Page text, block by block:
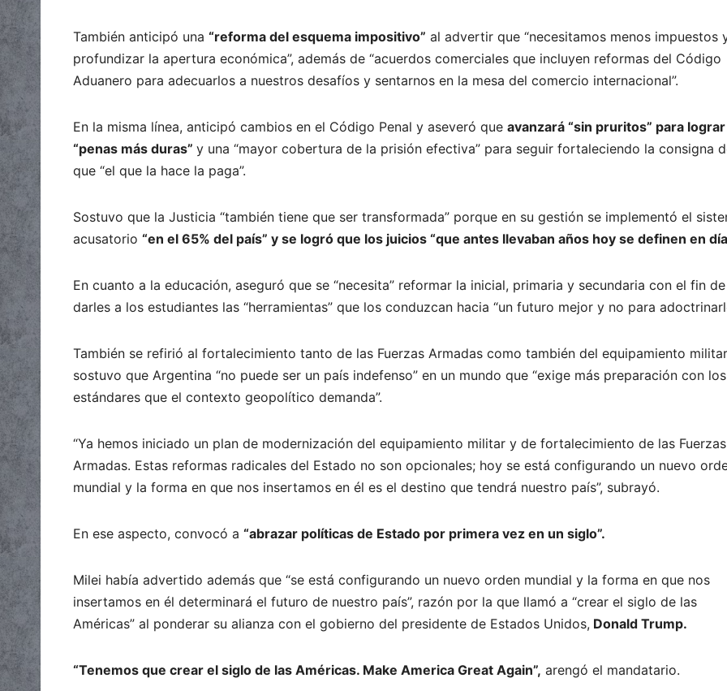
También anticipó una “reforma del esquema impositivo” al advertir que “necesitamos menos impuestos
profundizar la apertura económica”, además de “acuerdos comerciales que incluyen reformas del Código
Aduanero para adecuarlos a nuestros desafíos y sentarnos en la mesa del comercio internacional”.
En la misma línea, anticipó cambios en el Código Penal y aseveró que avanzará “sin pruritos” para lograr
“penas más duras” y una “mayor cobertura de la prisión efectiva” para seguir fortaleciendo la consigna
que “el que la hace la paga”.
Sostuvo que la Justicia “también tiene que ser transformada” porque en su gestión se implementó el
acusatorio “en el 65% del país” y se logró que los juicios “que antes llevaban años hoy se definen en
En cuanto a la educación, aseguró que se “necesita” reformar la inicial, primaria y secundaria con el fin de
darles a los estudiantes las “herramientas” que los conduzcan hacia “un futuro mejor y no para
También se refirió al fortalecimiento tanto de las Fuerzas Armadas como también del equipamiento
sostuvo que Argentina “no puede ser un país indefenso” en un mundo que “exige más preparación con los
estándares que el contexto geopolítico demanda”.
“Ya hemos iniciado un plan de modernización del equipamiento militar y de fortalecimiento de las Fuerzas
Armadas. Estas reformas radicales del Estado no son opcionales; hoy se está configurando un nuevo
mundial y la forma en que nos insertamos en él es el destino que tendrá nuestro país”, subrayó.
En ese aspecto, convocó a “abrazar políticas de Estado por primera vez en un siglo”.
Milei había advertido además que “se está configurando un nuevo orden mundial y la forma en que nos
insertamos en él determinará el futuro de nuestro país”, razón por la que llamó a “crear el siglo de las
Américas” al ponderar su alianza con el gobierno del presidente de Estados Unidos, Donald Trump.
“Tenemos que crear el siglo de las Américas. Make America Great Again”, arengó el mandatario.